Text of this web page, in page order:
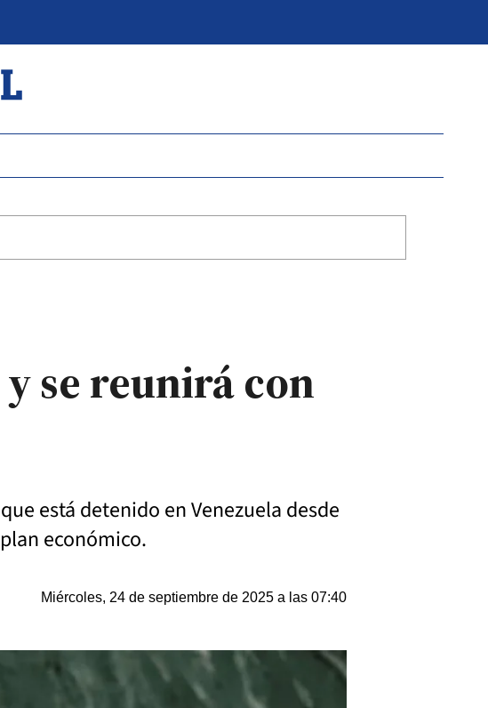
se reunirá con
está detenido en Venezuela desde
económico.
Miércoles, 24 de septiembre de 2025 a las 07:40